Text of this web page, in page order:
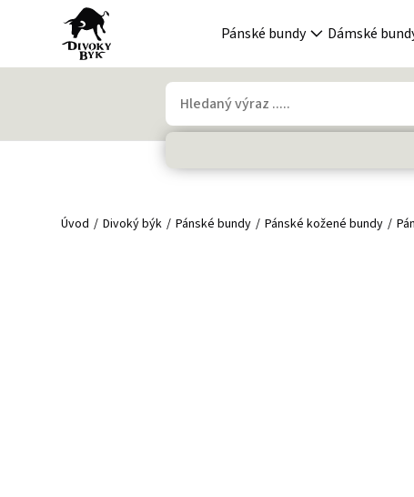
Pánské bundy Dámské
Úvod Divoký býk Pánské bundy Pánské kožené bundy